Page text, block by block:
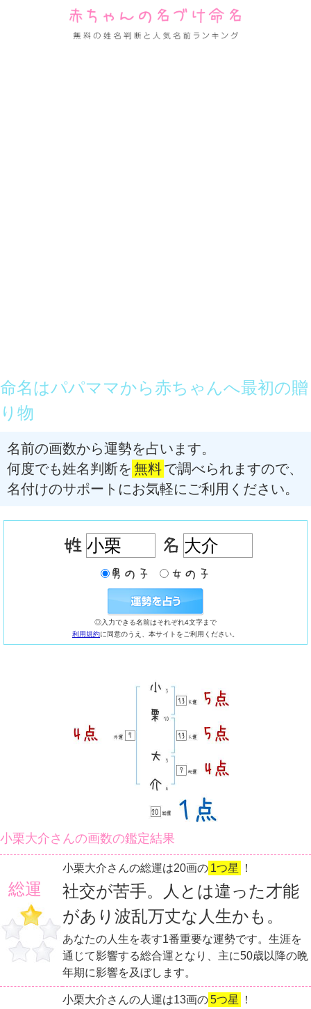
命名はパパママから赤ちゃんへ最初の贈
り物
名前の画数から運勢を占います。
何度でも姓名判断を 無料で調べられますので、
名付けのサポートにお気軽にご利用ください。
◎入力できる名前はそれぞれ4文字まで
利用規約に同意のうえ、本サイトをご利用ください。
小栗大介さんの画数の鑑定結果
総運
小栗大介さんの総運は20画の 1つ星 ！
社交が苦手。人とは違った才能
があり波乱万丈な人生かも。
あなたの人生を表す1番重要な運勢です。生涯を
通じて影響する総合運となり、主に50歳以降の晩
年期に影響を及ぼします。
小栗大介さんの人運は13画の5つ星 ！